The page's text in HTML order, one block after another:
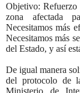
Objetivo: Refuerzo
zona afectada
Necesitamos más
Necesitamos más
del Estado, y así
De igual manera
del protocolo de
Ministerio de